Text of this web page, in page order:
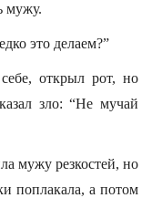
мужу.
это делаем?”
открыл рот, но
зло: “Не мучай
мужу резкостей, но
поплакала, а потом